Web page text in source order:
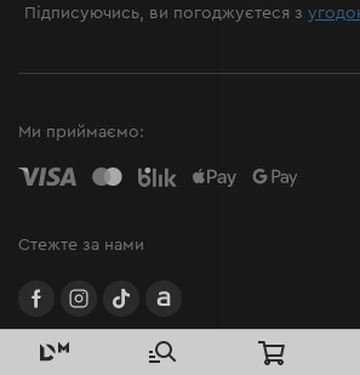
Підписуючись, ви погоджуєтеся з
Ми приймаємо:
Стежте за нами
facebookinstagramTikTokAllegro